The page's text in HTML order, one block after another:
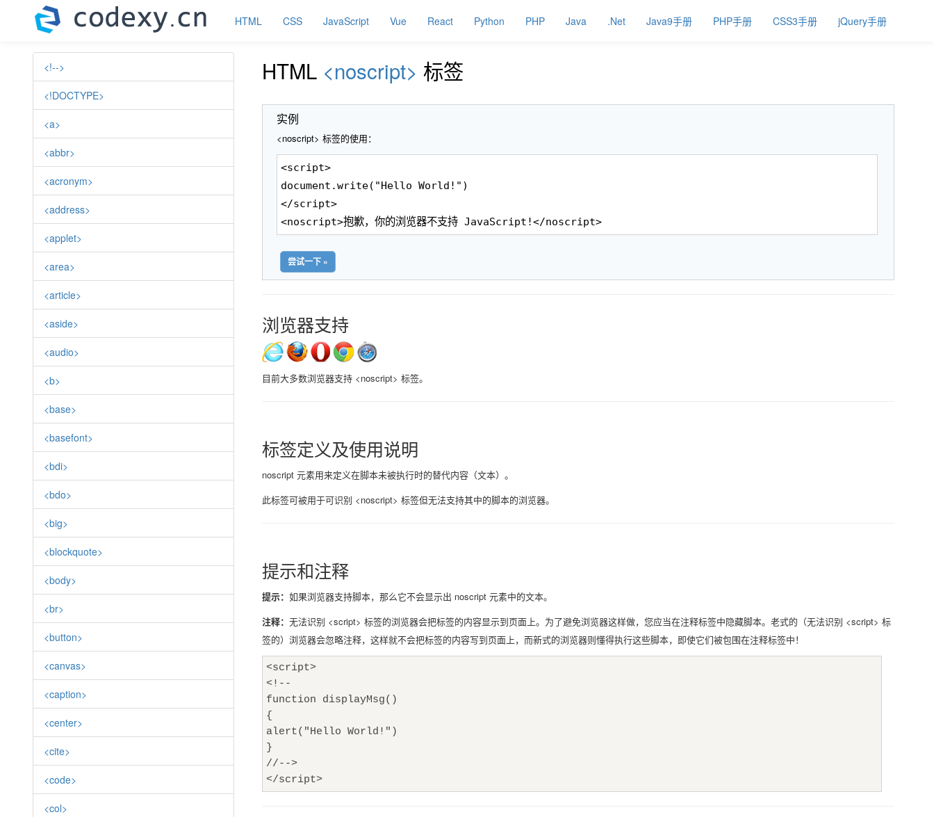
HTML CSS JavaScript Vue React Python PHP Java .Net Java9手册 PHP手册 CSS3手册 jQuery手册
<!-->
<!DOCTYPE>
<a>
<abbr>
<acronym>
<address>
<applet>
<area>
<article>
<aside>
<audio>
<b>
<base>
<basefont>
<bdi>
<bdo>
<big>
<blockquote>
<body>
<br>
<button>
<canvas>
<caption>
<center>
<cite>
<code>
<col>
HTML <noscript> 标签
实例
<noscript> 标签的使用：
<script>
document.write("Hello World!")
</script>
<noscript>抱歉，你的浏览器不支持 JavaScript!</noscript>
尝试一下 »
浏览器支持
目前大多数浏览器支持 <noscript> 标签。
标签定义及使用说明
noscript 元素用来定义在脚本未被执行时的替代内容（文本）。
此标签可被用于可识别 <noscript> 标签但无法支持其中的脚本的浏览器。
提示和注释
提示： 如果浏览器支持脚本，那么它不会显示出 noscript 元素中的文本。
注释： 无法识别 <script> 标签的浏览器会把标签的内容显示到页面上。为了避免浏览器这样做，您应当在注释标签中隐藏脚本。老式的（无法识别 <script> 标
签的）浏览器会忽略注释，这样就不会把标签的内容写到页面上，而新式的浏览器则懂得执行这些脚本，即使它们被包围在注释标签中！
<script>
<!--
function displayMsg()
{
alert("Hello World!")
}
//-->
</script>